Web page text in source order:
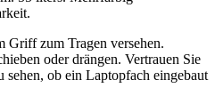
Griff zum Tragen versehen.
oder drängen. Vertrauen Sie
sehen, ob ein Laptopfach eingebaut